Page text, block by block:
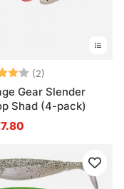
(2)
Gear Slender
Shad (4-pack)